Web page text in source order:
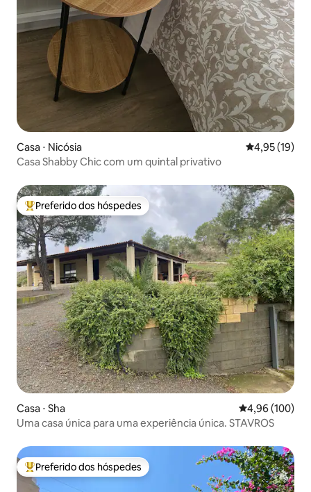
Casa ⋅ Nicósia 4,95 de uma
4,95 (19)
Casa Shabby Chic com um quintal privativo
Entre os melhores preferidos dos hóspedes
Preferido dos hóspedes
Casa ⋅ Sha 4,96 de uma
4,96 (100)
Uma casa única para uma experiência única. STAVROS
Entre os melhores preferidos dos hóspedes
Preferido dos hóspedes